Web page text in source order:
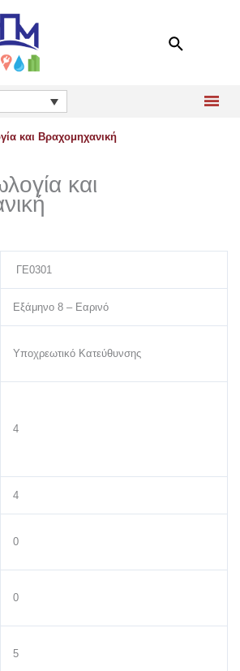
και Βραχομηχανική
και
ΓΕ0301
Εξάμηνο 8 – Εαρινό
Υποχρεωτικό Κατεύθυνσης
4
4
0
0
5